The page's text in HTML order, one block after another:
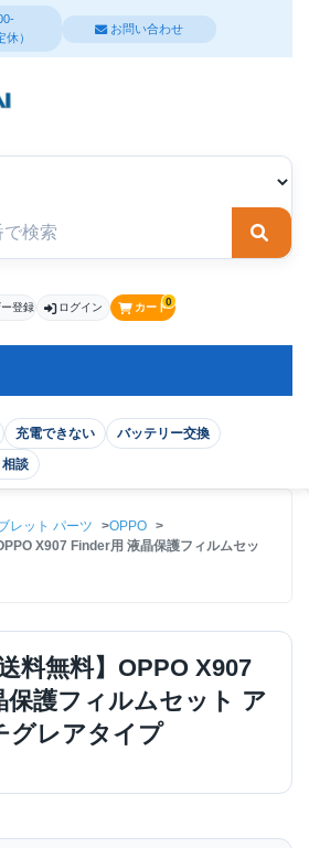
）
お問い合わせ
検索
充電できない
バッテリー交換
相談
登録 ログイン カート0
レット パーツ
OPPO
X907 Finder用 液晶保護フィルムセッ
料無料】OPPO X907
保護フィルムセット ア
グレアタイプ